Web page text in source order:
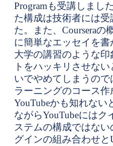
Programも受講しまし
た構成は技術者には
た。また、Courseraの
に簡単なエッセイを
大学の講習のような
トをハッキリさせな
いでやめてしまうの
ラーニングのコース
YouTubeかも知れな
ながらYouTubeには
ステムの構成ではない
グインの組み合わせ